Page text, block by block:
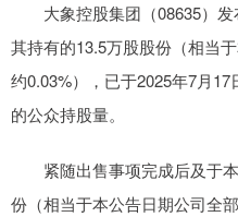
大象控股集团（08635）发
其持有的13.5万股股份（相当
约0.03%），已于2025年7月
的公众持股量。
紧随出售事项完成后及于本
份（相当于本公告日期公司全